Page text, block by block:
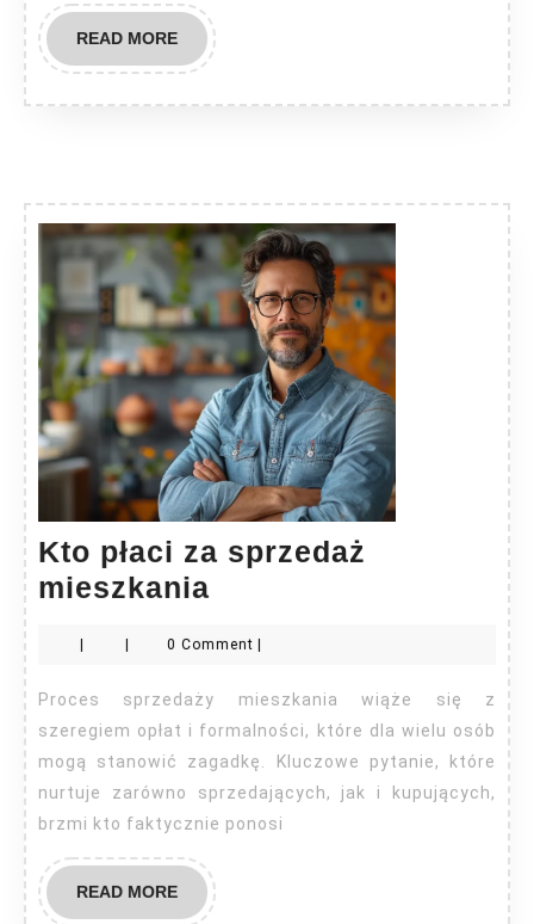
READ MOREREAD
MORE
Kto płaci za sprzedaż
mieszkania
za
sprzedaż
mieszkania
0 Comment
Proces sprzedaży mieszkania wiąże się z
szeregiem opłat i formalności, które dla wielu osób
mogą stanowić zagadkę. Kluczowe pytanie, które
nurtuje zarówno sprzedających, jak i kupujących,
brzmi kto faktycznie ponosi
READ MOREREAD
MORE